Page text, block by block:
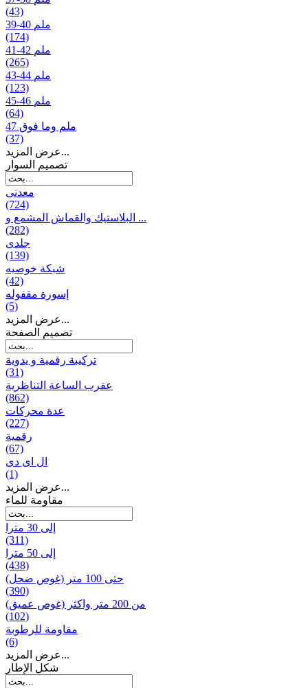
(43)
39-40 ملم
(174)
41-42 ملم
(265)
43-44 ملم
(123)
45-46 ملم
(64)
47 ملم وما فوق
(37)
عرض المزيد...
تصمیم السوار
معدنی
(724)
البلاستيك والقماش المشمع و ...
(282)
جلدی
(139)
شبكة خوصیه
(42)
إسورة مقفوله
(5)
عرض المزيد...
تصميم الصفحة
تركيبة رقمية و يدوية
(31)
عقرب الساعة التناظرية
(862)
عدة محركات
(227)
رقمية
(67)
ال ای دی
(1)
عرض المزيد...
مقاومة للماء
إلى 30 مترا
(311)
إلى 50 مترا
(438)
حتى 100 متر (غوص ضحل)
(390)
من 200 متر واکثر (غوص عميق)
(102)
مقاومة للرطوبة
(6)
عرض المزيد...
شكل الإطار